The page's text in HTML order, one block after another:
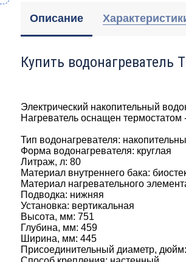
Описание
Купить водонагреватель
Электрический накопительный
Нагреватель оснащен
Тип водонагревателя:
Форма водонагревателя: круглая
Литраж, л: 80
Материал внутреннего бака:
Материал нагревательного
Подводка: нижняя
Установка: вертикальная
Высота, мм: 751
Глубина, мм: 459
Ширина, мм: 445
Присоединительный диаметр,